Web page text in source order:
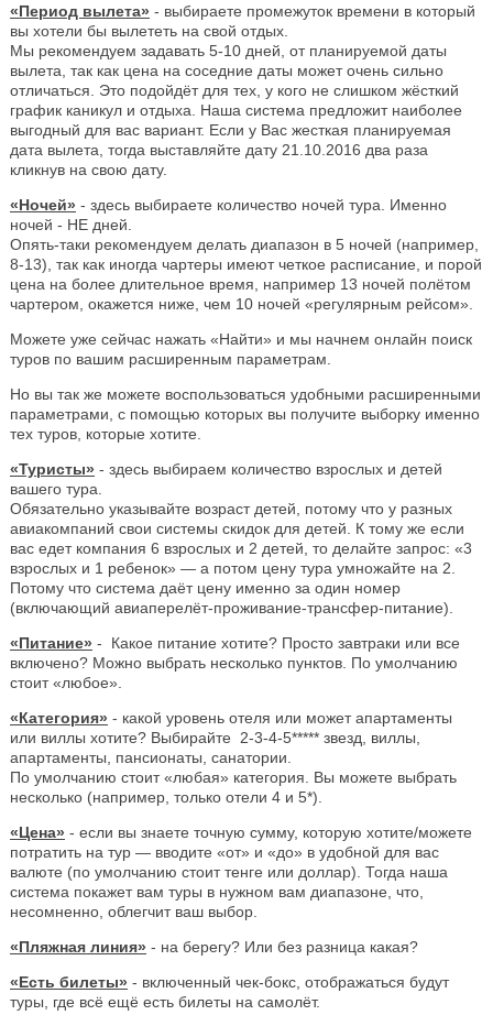
«Период вылета» - выбираете промежуток времени в который
вы хотели бы вылететь на свой отдых.
Мы рекомендуем задавать 5-10 дней, от планируемой даты
вылета, так как цена на соседние даты может очень сильно
отличаться. Это подойдёт для тех, у кого не слишком жёсткий
график каникул и отдыха. Наша система предложит наиболее
выгодный для вас вариант. Если у Вас жесткая планируемая
дата вылета, тогда выставляйте дату 21.10.2016 два раза
кликнув на свою дату.
«Ночей» - здесь выбираете количество ночей тура. Именно
ночей - НЕ дней.
Опять-таки рекомендуем делать диапазон в 5 ночей (например,
8-13), так как иногда чартеры имеют четкое расписание, и порой
цена на более длительное время, например 13 ночей полётом
чартером, окажется ниже, чем 10 ночей «регулярным рейсом».
Можете уже сейчас нажать «Найти» и мы начнем онлайн поиск
туров по вашим расширенным параметрам.
Но вы так же можете воспользоваться удобными расширенными
параметрами, с помощью которых вы получите выборку именно
тех туров, которые хотите.
«Туристы» - здесь выбираем количество взрослых и детей
вашего тура.
Обязательно указывайте возраст детей, потому что у разных
авиакомпаний свои системы скидок для детей. К тому же если
вас едет компания 6 взрослых и 2 детей, то делайте запрос: «3
взрослых и 1 ребенок» — а потом цену тура умножайте на 2.
Потому что система даёт цену именно за один номер
(включающий авиаперелёт-проживание-трансфер-питание).
«Питание» - Какое питание хотите? Просто завтраки или все
включено? Можно выбрать несколько пунктов. По умолчанию
стоит «любое».
«Категория» - какой уровень отеля или может апартаменты
или виллы хотите? Выбирайте 2-3-4-5***** звезд, виллы,
апартаменты, пансионаты, санатории.
По умолчанию стоит «любая» категория. Вы можете выбрать
несколько (например, только отели 4 и 5*).
«Цена» - если вы знаете точную сумму, которую хотите/можете
потратить на тур — вводите «от» и «до» в удобной для вас
валюте (по умолчанию стоит тенге или доллар). Тогда наша
система покажет вам туры в нужном вам диапазоне, что,
несомненно, облегчит ваш выбор.
«Пляжная линия» - на берегу? Или без разница какая?
«Есть билеты» - включенный чек-бокс, отображаться будут
туры, где всё ещё есть билеты на самолёт.